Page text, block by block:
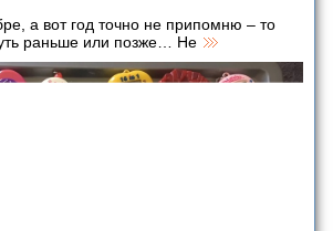
а вот год точно не припомню – то
раньше или позже… Не